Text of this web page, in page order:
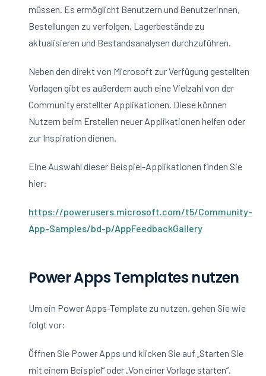
müssen. Es ermöglicht Benutzern und Benutzerinnen,
Bestellungen zu verfolgen, Lagerbestände zu
aktualisieren und Bestandsanalysen durchzuführen.
Neben den direkt von Microsoft zur Verfügung gestellten
Vorlagen gibt es außerdem auch eine Vielzahl von der
Community erstellter Applikationen. Diese können
Nutzern beim Erstellen neuer Applikationen helfen oder
zur Inspiration dienen.
Eine Auswahl dieser Beispiel-Applikationen finden Sie
hier:
https://powerusers.microsoft.com/t5/Community-
App-Samples/bd-p/AppFeedbackGallery
Power Apps Templates nutzen
Um ein Power Apps-Template zu nutzen, gehen Sie wie
folgt vor:
Öffnen Sie Power Apps und klicken Sie auf „Starten Sie
mit einem Beispiel“ oder „Von einer Vorlage starten“.